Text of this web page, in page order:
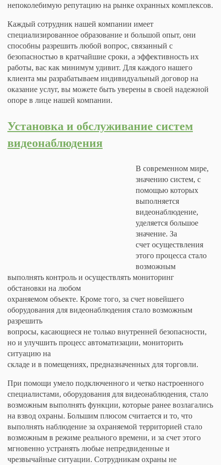
непоколебимую репутацию на рынке охранных комплексов.
Каждый сотрудник нашей компании имеет
специализированное образование и большой опыт, они
способны разрешить любой вопрос, связанный с
безопасностью в кратчайшие сроки, а эффективность их
работы, вас как минимум удивит. Для каждого нашего
клиента мы разрабатываем индивидуальный договор на
оказание услуг, вы можете быть уверены в своей надежной
опоре в лице нашей компании.
Установка и обслуживание систем
видеонаблюдения
В современном мире,
значению систем, с
помощью которых
выполняется
видеонаблюдение,
уделяется большое
значение. За
счет осуществления
этого процесса стало
возможным
выполнять контроль и осуществлять мониторинг
обстановки на любом
охраняемом объекте. Кроме того, за счет новейшего
оборудования для видеонаблюдения стало возможным
разрешить
вопросы, касающиеся не только внутренней безопасности,
но и улучшить процесс автоматизации, мониторить
ситуацию на
складе и в помещениях, предназначенных для торговли.
При помощи умело подключенного и четко настроенного
специалистами, оборудования для видеонаблюдения, стало
возможным выполнять функции, которые ранее возлагались
на взвод охраны. Большим плюсом считается и то, что
выполнять наблюдение за охраняемой территорией стало
возможным в режиме реального времени, и за счет этого
мгновенно устранять любые непредвиденные и
чрезвычайные ситуации. Сотрудникам охраны не